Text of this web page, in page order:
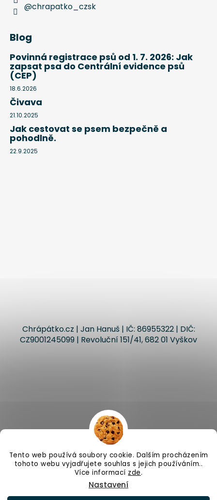
Tento web používá soubory cookie. Dalším procházením
tohoto webu vyjadřujete souhlas s jejich používáním..
Více informací zde.
Nastavení
@chrapatko_czsk
Blog
Povinná registrace psů od 1. 7. 2026: Jak
zapsat psa do Centrální evidence psů
(CEP)
18.6.2026
Čivava
21.10.2025
Jak cestovat se psem bezpečně a
pohodlně.
22.9.2025
Chrápátko.cz | Jan Hanuš | IČ: 86955322 | DIČ:
CZ9001245099 | Revoluční 151/41, 682 01 Vyškov
Vytvořil Shoptet
Copyright 2026Chrápátko.cz . Všechna práva
vyhrazena.Upravit nastavení cookies